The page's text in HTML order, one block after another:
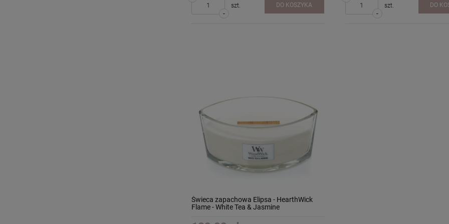
-
szt. DO KOSZYKA
-
szt. DO
Świeca zapachowa Elipsa - HearthWick
Flame - White Tea & Jasmine